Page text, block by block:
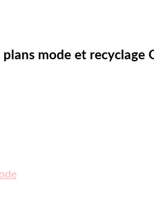
mode et recyclage